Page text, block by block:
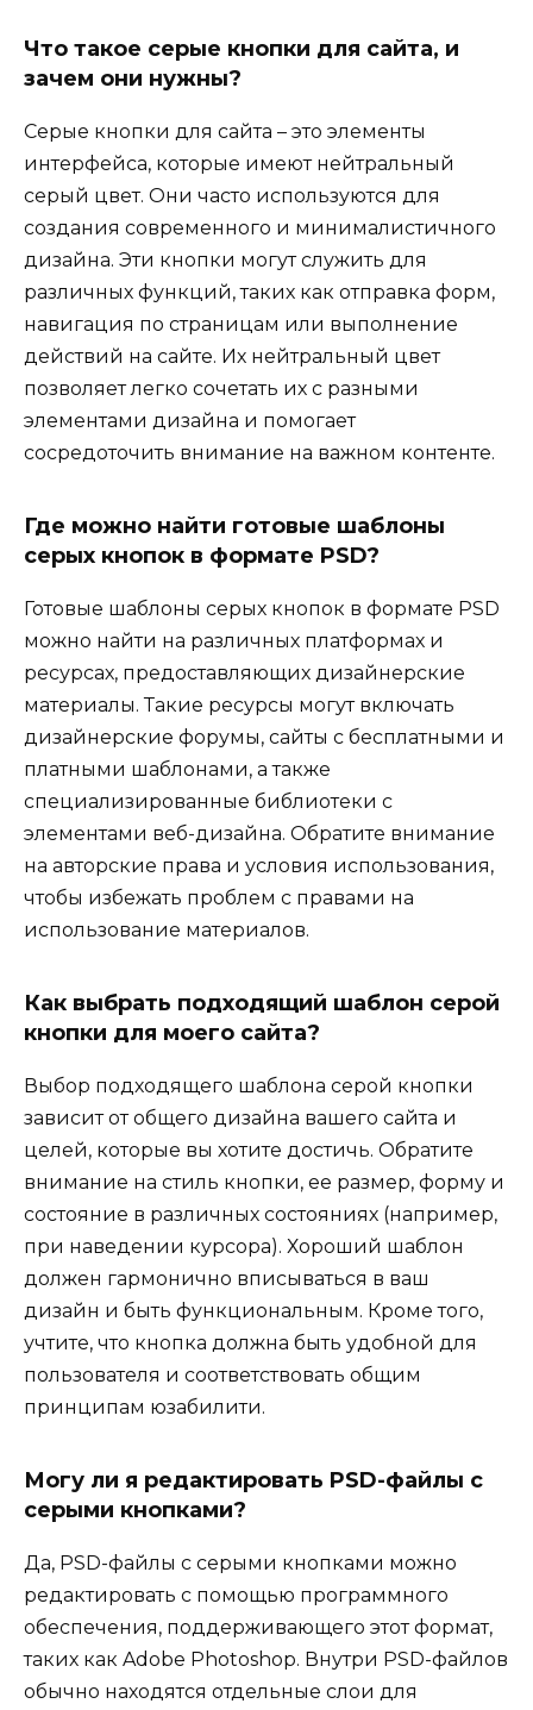
Что такое серые кнопки для сайта, и
зачем они нужны?
Серые кнопки для сайта – это элементы
интерфейса, которые имеют нейтральный
серый цвет. Они часто используются для
создания современного и минималистичного
дизайна. Эти кнопки могут служить для
различных функций, таких как отправка форм,
навигация по страницам или выполнение
действий на сайте. Их нейтральный цвет
позволяет легко сочетать их с разными
элементами дизайна и помогает
сосредоточить внимание на важном контенте.
Где можно найти готовые шаблоны
серых кнопок в формате PSD?
Готовые шаблоны серых кнопок в формате PSD
можно найти на различных платформах и
ресурсах, предоставляющих дизайнерские
материалы. Такие ресурсы могут включать
дизайнерские форумы, сайты с бесплатными и
платными шаблонами, а также
специализированные библиотеки с
элементами веб-дизайна. Обратите внимание
на авторские права и условия использования,
чтобы избежать проблем с правами на
использование материалов.
Как выбрать подходящий шаблон серой
кнопки для моего сайта?
Выбор подходящего шаблона серой кнопки
зависит от общего дизайна вашего сайта и
целей, которые вы хотите достичь. Обратите
внимание на стиль кнопки, ее размер, форму и
состояние в различных состояниях (например,
при наведении курсора). Хороший шаблон
должен гармонично вписываться в ваш
дизайн и быть функциональным. Кроме того,
учтите, что кнопка должна быть удобной для
пользователя и соответствовать общим
принципам юзабилити.
Могу ли я редактировать PSD-файлы с
серыми кнопками?
Да, PSD-файлы с серыми кнопками можно
редактировать с помощью программного
обеспечения, поддерживающего этот формат,
таких как Adobe Photoshop. Внутри PSD-файлов
обычно находятся отдельные слои для